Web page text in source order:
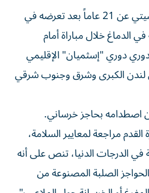
وتوفي مهاجم تشيتشستر سيتي عن 21 عاماً بعد تعرضه في
2025 لإصابة في الدماغ خلال مباراة أمام
دوري "إسثميان" الإقليمي
لندن الكبرى وشرق وجنوب شرقي
اصطدامه بحاجز خرساني.
مراجعة لمعايير السلامة،
في الدرجات الدنيا، تنص على أنه
الصلبة المصنوعة من